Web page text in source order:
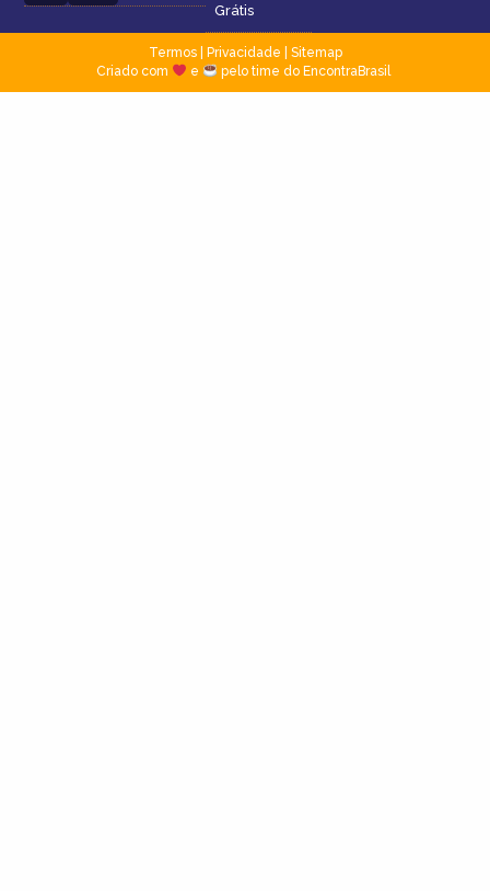
Grátis
Termos| Privacidade
Sitemap
Criado com
e pelo time do EncontraBrasil